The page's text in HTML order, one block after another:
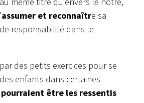
assumer et reconnaître sa
responsabilité dans le
des petits exercices pour se
enfants dans certaines
être les ressentis